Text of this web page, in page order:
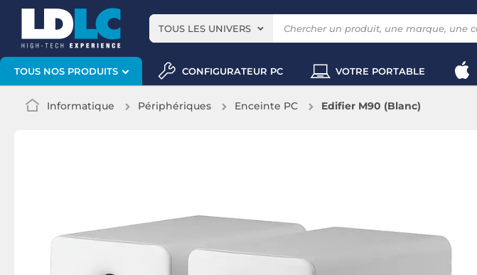
TOUS LES UNIVERS
TOUS NOS PRODUITS CONFIGURATEUR PC VOTRE PORTABLE
Informatique Périphériques Enceinte PC Edifier M90 (Blanc)